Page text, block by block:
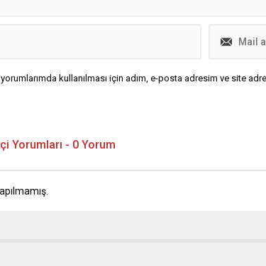
kullanılması için adım, e-posta adresim ve site
Yorumları - 0 Yorum